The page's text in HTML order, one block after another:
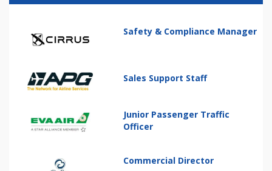
Safety & Compliance Manager
Sales Support Staff
Junior Passenger Traffic
Officer
Commercial Director